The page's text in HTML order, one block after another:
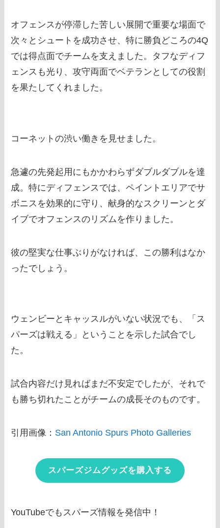
オフェンスが停滞した苦しい展開で重要な場面で
次々とシュートを成功させ、特に勝負どころの4Q
では得点面でチームを支えました。タフなディフ
ェンスも光り、攻守両面でベテランとしての役割
を果たしてくれました。
コーネットの渋い働きを見せました。
急遽の先発起用にもかかわらずダブルダブルを達
成。特にディフェンスでは、ペイントエリアでサ
ボニスを効果的に守り、献身的なスクリーンとダ
イブでオフェンスのリズムを作りました。
彼の堅実な仕事ぶりがなければ、この勝利はなか
ったでしょう。
ウェンビーとキャッスルがいない状況でも、「ス
パーズは戦える」ということを示した試合でし
た。
試合内容だけ見ればまだ不安定でしたが、それで
も勝ち切れたことがチームの成長そのものです。
引用画像： San Antonio Spurs Photo Galleries
スパーズジムグッズを購入する
YouTubeでもスパーズ情報を発信中！